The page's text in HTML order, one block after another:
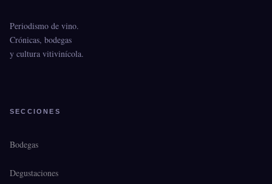
Periodismo de vino.
Crónicas, bodegas
y cultura vitivinícola.
SECCIONES
Bodegas
Degustaciones